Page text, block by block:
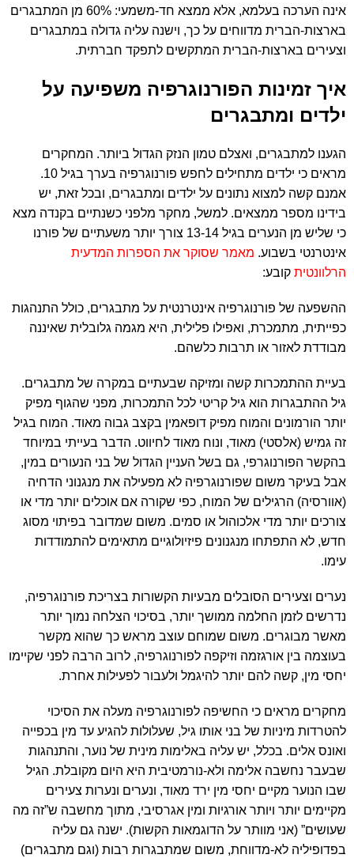
אינה הערכה בעלמא, אלא ממצא חד-משמעי: 60% מן המתבגרים
בארצות-הברית מדווחים על כך, וישנה עליה גדולה במתבגרים
וצעירים בארצות-הברית המתקשים לתפקד חברתית.
איך זמינות הפורנוגרפיה משפיעה על
ילדים ומתבגרים
הגענו למתבגרים, ואצלם טמון הנזק הגדול ביותר. המחקרים
מראים כי ילדים מתחילים לחפש פורנוגרפיה בערך בגיל 10.
אמנם קשה למצוא נתונים על ילדים ומתבגרים, ובכל זאת, יש
בידינו מספר ממצאים. למשל, מחקר מלפני כשנתיים בקנדה מצא
כי שליש מן הנערים בגיל 13-14 צורך יותר משעתיים של פורנו
אינטרנטי בשבוע. מאמר שסוקר את הספרות המדעית
הרלוונטית קובע:
ההשפעה של פורנוגרפיה אינטרנטית על מתבגרים, כולל התנהגות
כפייתית, מתמכרת, ואפילו פלילית, היא מגמה גלובלית שאיננה
מבודדת לאזור או תרבות כלשהם.
בעיית ההתמכרות קשה ומזיקה שבעתיים במקרה של מתבגרים.
גיל ההתבגרות הוא גיל קריטי לכל התמכרות, מפני שהגוף מפיק
יותר הורמונים והמוח מפיק דופאמין בקצב גבוה מאוד. המוח בגיל
זה גמיש (אלסטי) מאוד, ונוח מאוד לחיווט. הדבר בעייתי במיוחד
בהקשר הפורנוגרפי, גם בשל העניין הגדול של בני הנעורים במין,
אבל בעיקר משום שפורנוגרפיה לא מפעילה את מנגנוני הדחיה
(אוורסיה) הרגילים של המוח, כפי שקורה אם אוכלים יותר מדי או
צורכים יותר מדי אלכוהול או סמים. משום שמדובר בפיתוי מסוג
חדש, לא התפתחו מנגנונים פיזיולוגיים מתאימים להתמודדות
עימו.
נערים וצעירים הסובלים מבעיות הקשורות בצריכת פורנוגרפיה,
נדרשים לזמן החלמה ממושך יותר, בסיכוי הצלחה נמוך יותר
מאשר מבוגרים. משום שמוחם עוצב מראש כך שהוא מקשר
בעוצמה בין אורגזמה וזיקפה לפורנוגרפיה, לרוב הרבה לפני שקיימו
יחסי מין, קשה להם יותר להיגמל ולעבור לפעילות אחרת.
מחקרים מראים כי החשיפה לפורנוגרפיה מעלה את הסיכוי
להטרדות מיניות של בני אותו גיל, שעלולות להגיע עד מין בכפייה
ואונס אלים. בכלל, יש עליה באלימות מינית של נוער, והתנהגות
שבעבר נחשבה אלימה ולא-נורמטיבית היא היום מקובלת. הגיל
שבו הנוער מקיים יחסי מין ירד מאוד, ונערים ונערות צעירים
מקיימים יותר ויותר אורגיות ומין אגרסיבי, מתוך מחשבה ש”זה מה
שעושים” (אני מוותר על הדוגמאות הקשות). ישנה גם עליה
בפדופיליה לא-מדווחת, משום שמתבגרות רבות (וגם מתבגרים)